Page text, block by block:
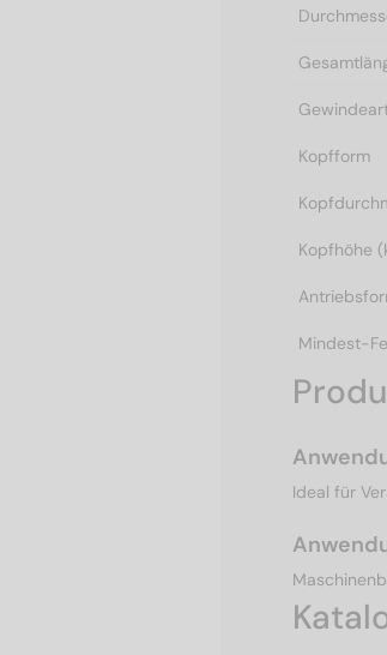
Kopfform
Kopfhöhe
Mindest-
Ideal für